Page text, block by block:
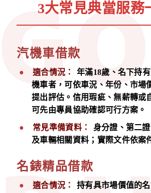
3大常見典當服務
汽機車借款
適合情況：
年滿18歲、名下持
機車者，可依車況、年份、市場
提出評估。信用瑕疵、無薪轉或
可先由專員協助確認可行方案。
常見準備資料：
身分證、第二
及車輛相關資料；實際文件依案
名錶精品借款
適合情況：
持有具市場價值的